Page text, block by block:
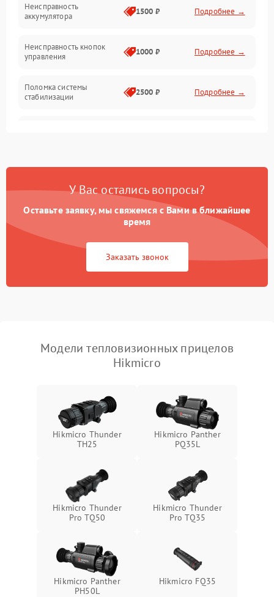
Неисправность
аккумулятора
1500 ₽ Подробнее →
Неисправность кнопок
управления
1000 ₽ Подробнее →
Поломка системы
стабилизации
2500 ₽ Подробнее →
Неисправность системы
Поломка системы GPS 2000 ₽ Подробнее →
Повреждение системы
защиты от перегрузок
1500 ₽
автоматического
1500 ₽ Подробнее →
Неисправность системы
защиты от
перенапряжения
1500 ₽ Подробнее →
защиты от замыкания
Неисправность системы
защиты от перегрева
1500 ₽ Подробнее →
Поломка системы защиты
от перенапряжения
Поломка системы защиты
Подробнее →
У Вас остались вопросы?
Оставьте заявку, мы свяжемся с Вами в ближайшее
время
Заказать звонок
Модели тепловизионных прицелов
Hikmicro
Hikmicro Thunder
TH25
Hikmicro Panther
PQ35L
Hikmicro Thunder
Pro TQ50
Hikmicro Thunder
Pro TQ35
Hikmicro Panther
PH50L
Hikmicro FQ35